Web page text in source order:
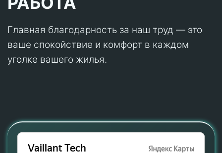
Главная благодарность за наш труд — это
ваше спокойствие и комфорт в каждом
уголке вашего жилья.